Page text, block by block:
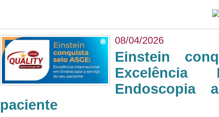
08/04/2026
Einstein
Excelência
Endoscopia
paciente